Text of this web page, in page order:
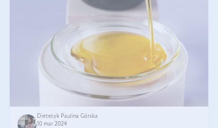
Dietetyk Paulina Górska
10 mar 2024